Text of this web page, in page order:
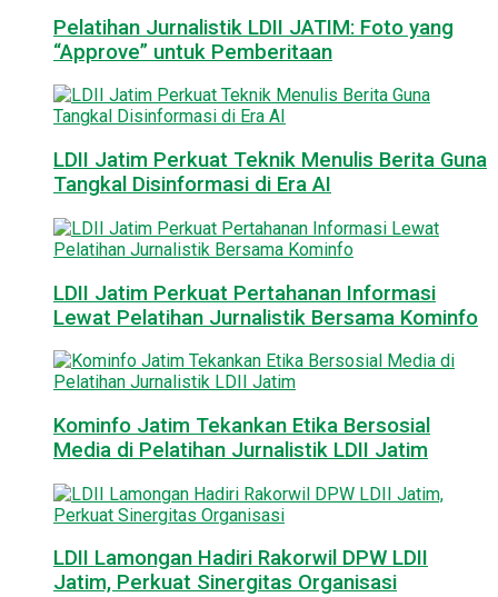
Pelatihan Jurnalistik LDII JATIM: Foto yang
“Approve” untuk Pemberitaan
LDII Jatim Perkuat Teknik Menulis Berita Guna
Tangkal Disinformasi di Era AI
LDII Jatim Perkuat Pertahanan Informasi
Lewat Pelatihan Jurnalistik Bersama Kominfo
Kominfo Jatim Tekankan Etika Bersosial
Media di Pelatihan Jurnalistik LDII Jatim
LDII Lamongan Hadiri Rakorwil DPW LDII
Jatim, Perkuat Sinergitas Organisasi